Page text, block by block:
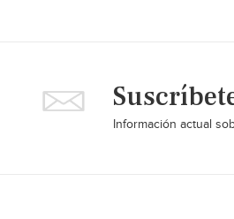
Información actual